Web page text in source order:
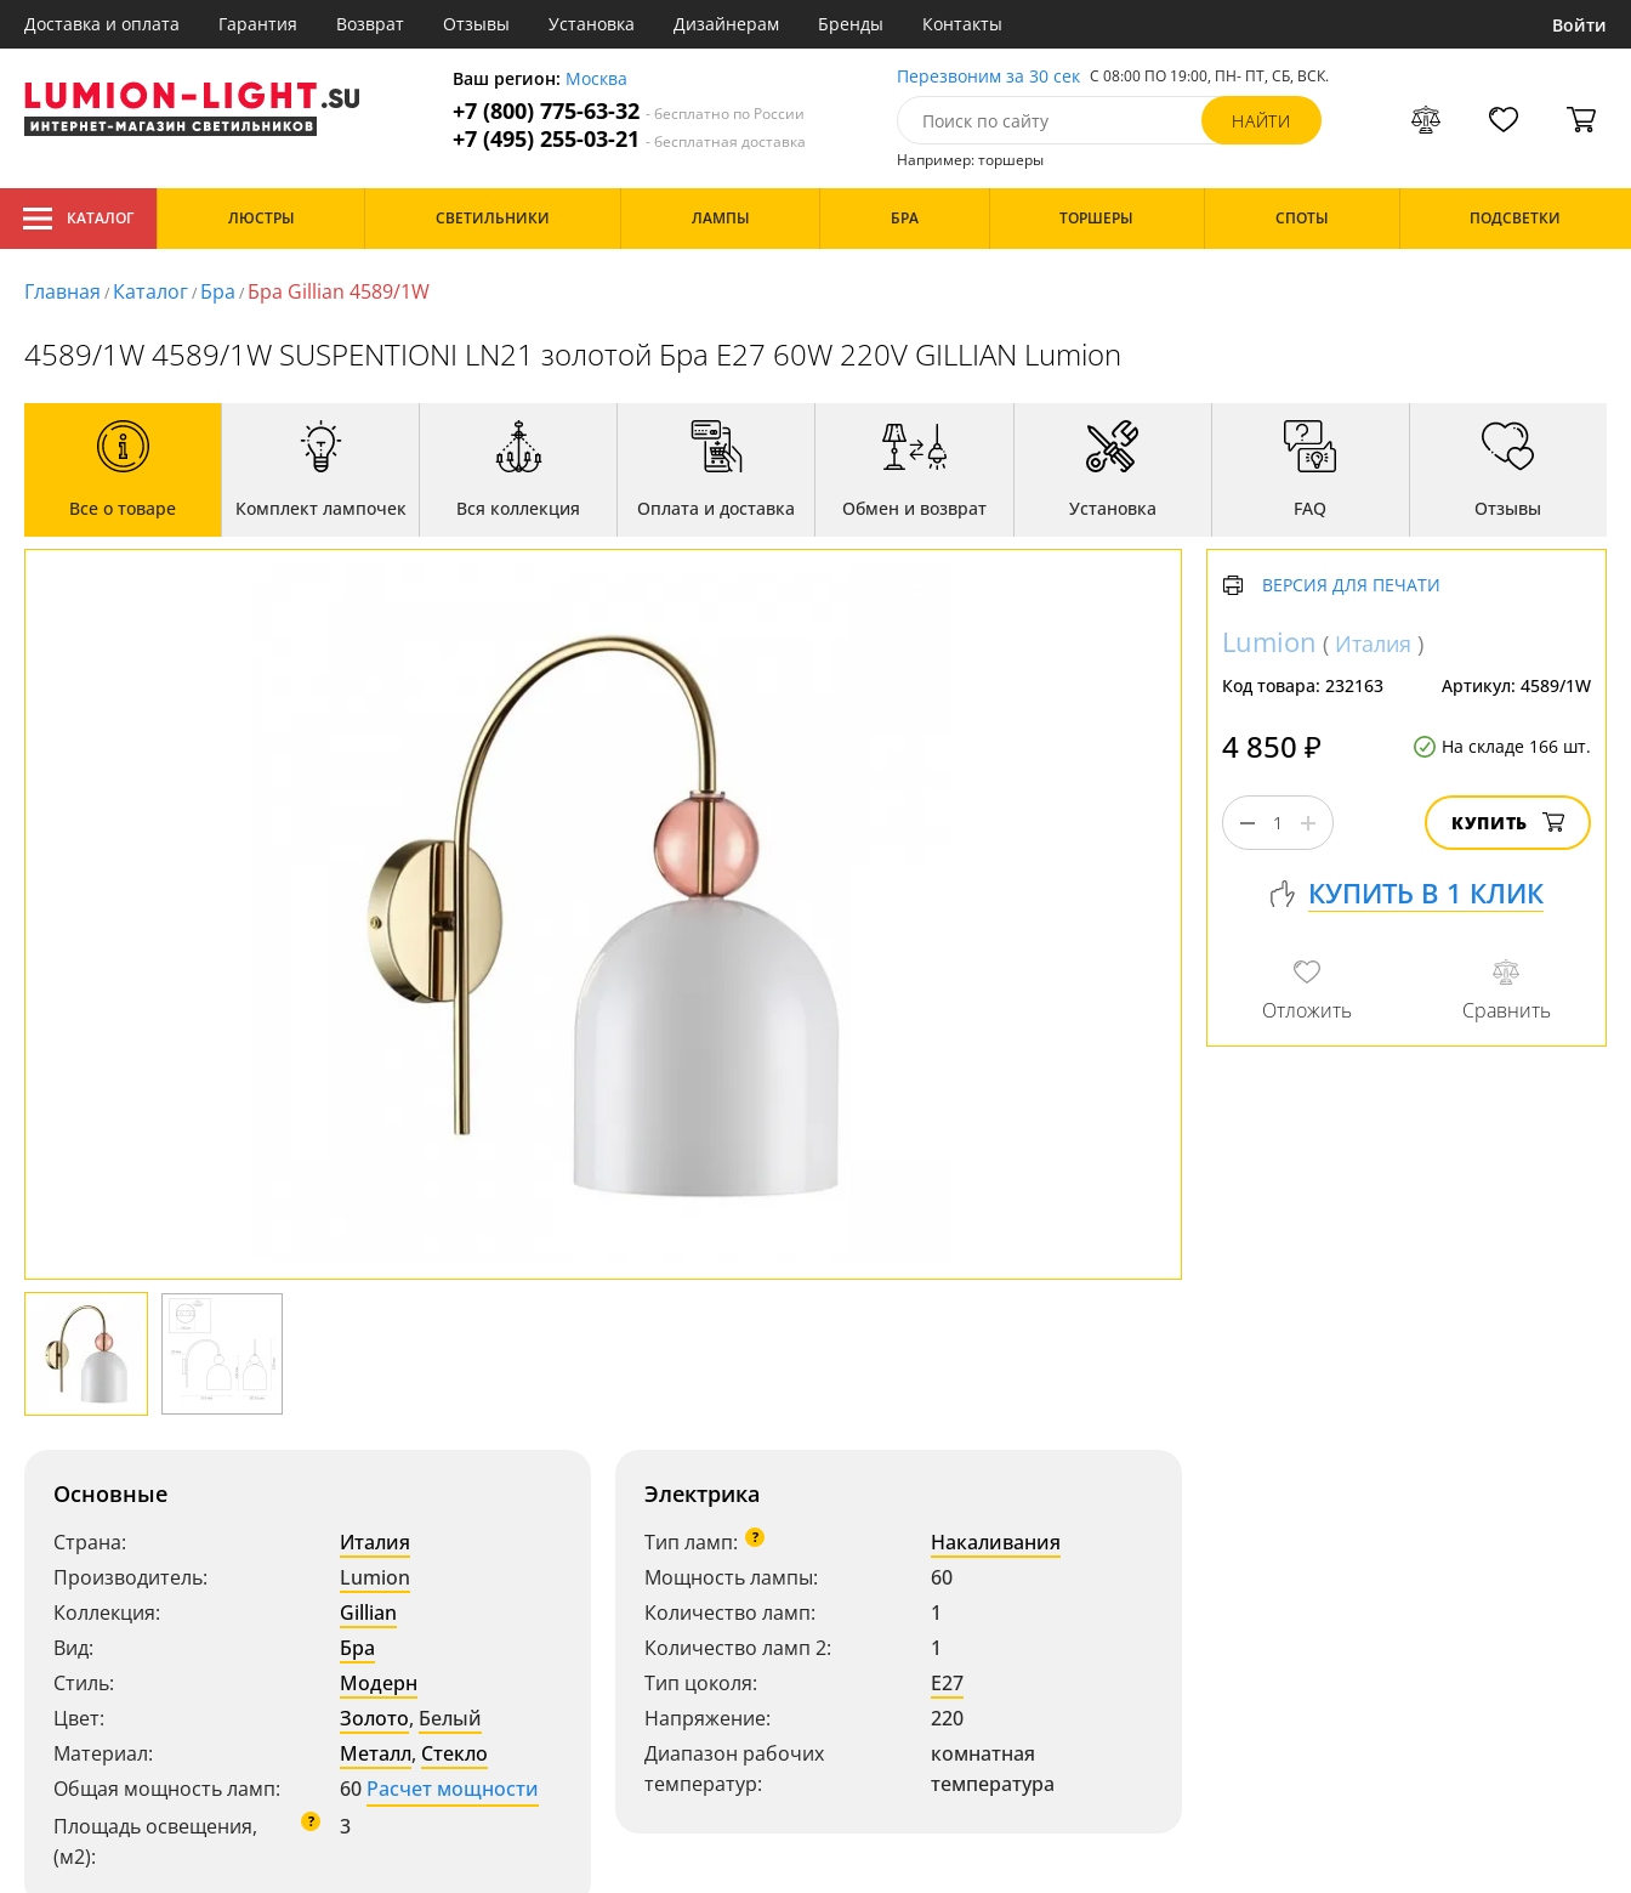
Доставка и оплата Гарантия Возврат Отзывы Установка Дизайнерам Бренды Контакты Войти
Ваш регион: Москва
+7 (800) 775-63-32- бесплатно по России
+7 (495) 255-03-21- бесплатная доставка
Перезвоним за 30 сек С 08:00 ПО 19:00, ПН- ПТ, СБ, ВСК.
Например: торшеры
1. Люстры
3. Подвесные
4. Торшеры
5. Настольные лампы
Главная
Возврат
Отзывы
Дизайнерам
Контакты
1. Люстры
Все товары категории
Дизайнерские
ПотолочныеМодерн
Техно
Хай тек
Кухня
Белые
Бронза
КАТАЛОГ ЛЮСТРЫ СВЕТИЛЬНИКИ ЛАМПЫ БРА ТОРШЕРЫ СПОТЫ ПОДСВЕТКИ
Главная / Каталог/ Бра / Бра Gillian 4589/1W
4589/1W 4589/1W SUSPENTIONI LN21 золотой Бра E27 60W 220V GILLIAN Lumion
Все о товаре Комплект лампочек Вся коллекция Оплата и доставка Обмен и возврат Установка FAQ Отзывы
Основные
Страна:
Италия
Производитель:
Lumion
Коллекция:
Gillian
Вид:
Бра
Стиль:
Модерн
Цвет:
Золото, Белый
Материал:
Металл, Стекло
Общая мощность ламп:
60 Расчет мощности
Площадь освещения,
(м2):
? 3
Электрика
Тип ламп: ?
Накаливания
Мощность лампы:
60
Количество ламп:
1
Количество ламп 2:
1
Тип цоколя:
E27
Напряжение:
220
Диапазон рабочих
температур:
комнатная
температура
ВЕРСИЯ ДЛЯ ПЕЧАТИ
Lumion ( Италия )
Код товара: 232163 Артикул: 4589/1W
4 850 ₽ На складе 166 шт.
КУПИТЬ